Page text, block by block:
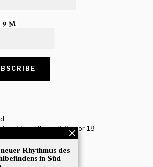
Vihar Phase 2, Sector 18
India
Rhythmus des
in Süd-